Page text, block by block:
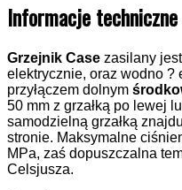
Informacje
Grzejnik Case zasilany
elektrycznie, oraz wodno ?
przyłączem dolnym
50 mm z grzałką po lewej
samodzielną grzałką
stronie. Maksymalne
MPa, zaś dopuszczalna
Celsjusza.